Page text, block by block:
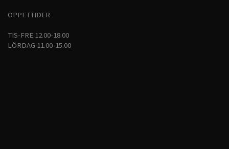
ÖPPETTIDER
TIS-FRE 12.00-18.00
LÖRDAG 11.00-15.00